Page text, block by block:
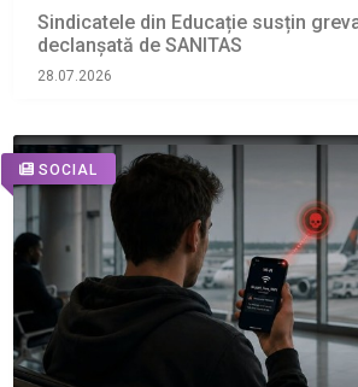
Sindicatele din Educație susțin
declanșată de SANITAS
28.07.2026
SOCIAL